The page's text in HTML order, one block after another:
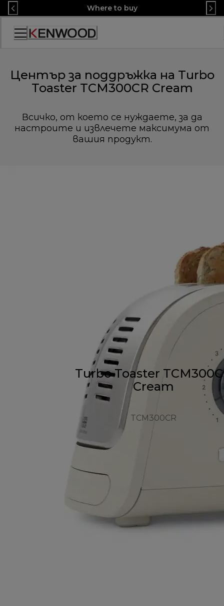
Skip
to
Content
Where to buy
Декларация
Център за поддръжка на Turbo
Toaster TCM300CR Cream
Всичко, от което се нуждаете, за да
настроите и извлечете максимума от
вашия продукт.
Turbo Toaster
Cream
TCM300CR